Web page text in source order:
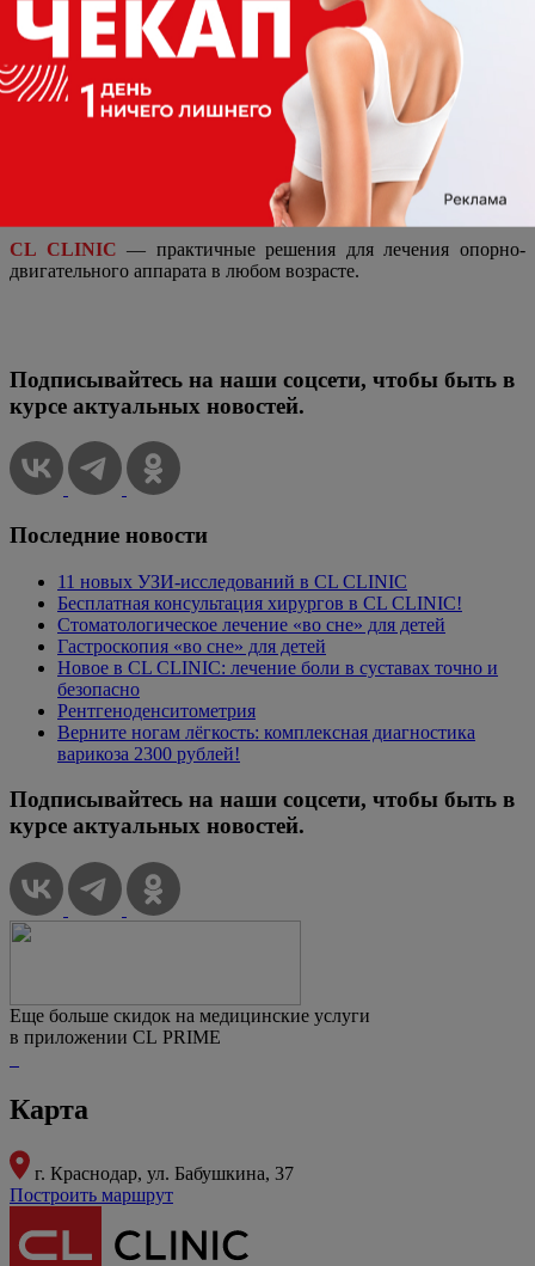
может привести к хроническим болям из-за нарушения
биомеханики стопы, что в результате оказывает чрезмерное
давление на суставы, связки или нервные окончания.
Индивидуальные стельки — действенный способ остановить
развитие деформации стопы на раннем этапе.
Запишитесь на диагностику и подбор стелек по выгодной
акционной стоимости – 8900 рублей уже сегодня!
CL CLINIC — практичные решения для лечения опорно-
двигательного аппарата в любом возрасте.
Подписывайтесь на наши соцсети, чтобы быть в
курсе актуальных новостей.
Последние новости
11 новых УЗИ-исследований в CL CLINIC
Бесплатная консультация хирургов в CL CLINIC!
Стоматологическое лечение «во сне» для детей
Гастроскопия «во сне» для детей
Новое в CL CLINIC: лечение боли в суставах точно и
безопасно
Рентгеноденситометрия
Верните ногам лёгкость: комплексная диагностика
варикоза 2300 рублей!
Подписывайтесь на наши соцсети, чтобы быть в
курсе актуальных новостей.
Еще больше скидок на медицинские услуги
в приложении CL PRIME
Карта
г. Краснодар, ул. Бабушкина, 37
Построить маршрут